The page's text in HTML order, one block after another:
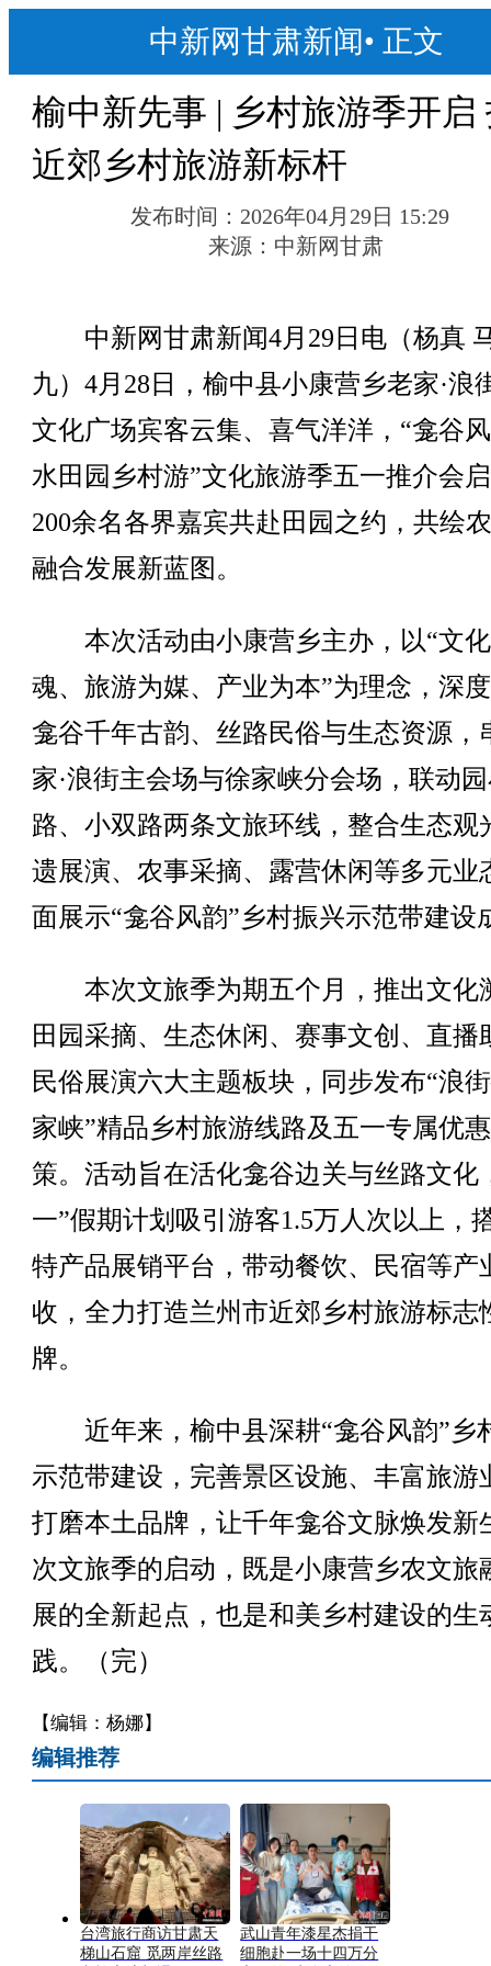
中新网甘肃新闻• 正文
榆中新先事 | 乡村旅游季开启
近郊乡村旅游新标杆
发布时间： 2026年04月29日 15:29
来源： 中新网甘肃
中新网甘肃新闻4月29日电（杨真
九）4月28日，榆中县小康营乡老家·浪
文化广场宾客云集、喜气洋洋，“龛谷
水田园乡村游”文化旅游季五一推介会
200余名各界嘉宾共赴田园之约，共绘
融合发展新蓝图。
本次活动由小康营乡主办，以“文
魂、旅游为媒、产业为本”为理念，深
龛谷千年古韵、丝路民俗与生态资源，
家·浪街主会场与徐家峡分会场，联动
路、小双路两条文旅环线，整合生态观
遗展演、农事采摘、露营休闲等多元业
面展示“龛谷风韵”乡村振兴示范带建设
本次文旅季为期五个月，推出文化
田园采摘、生态休闲、赛事文创、直播
民俗展演六大主题板块，同步发布“浪
家峡”精品乡村旅游线路及五一专属优
策。活动旨在活化龛谷边关与丝路文化
一”假期计划吸引游客1.5万人次以上，
特产品展销平台，带动餐饮、民宿等产
收，全力打造兰州市近郊乡村旅游标志
牌。
近年来，榆中县深耕“龛谷风韵”乡
示范带建设，完善景区设施、丰富旅游
打磨本土品牌，让千年龛谷文脉焕发新
次文旅季的启动，既是小康营乡农文旅
展的全新起点，也是和美乡村建设的生
践。（完）
【编辑：杨娜】
编辑推荐
台湾旅行商访甘肃天
梯山石窟 觅两岸丝路
武山青年漆星杰捐干
细胞赴一场十四万分